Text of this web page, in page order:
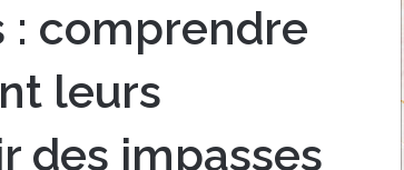
: comprendre
leurs
des impasses